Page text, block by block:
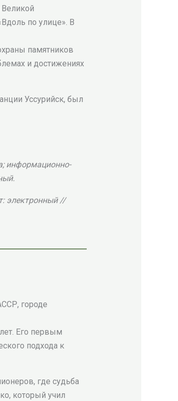
по улице». В
памятников
и достижениях
Уссурийск, был
информационно-
электронный //
городе
Его первым
подхода к
где судьба
который учил